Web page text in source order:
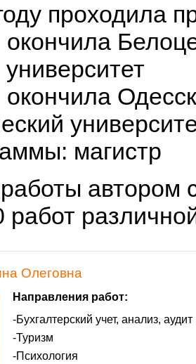
проходила
окончила
окончила
магистр
автором
работ
Олеговна
Направления работ:
Бухгалтерский учет, анализ, аудит
Туризм
Психология